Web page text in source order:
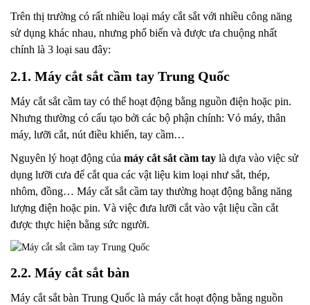
Trên thị trường có rất nhiều loại máy cắt sắt với nhiều công năng
sử dụng khác nhau, nhưng phổ biến và được ưa chuộng nhất
chính là 3 loại sau đây:
2.1. Máy cắt sắt cầm tay Trung Quốc
Máy cắt sắt cầm tay có thể hoạt động bằng nguồn điện hoặc pin.
Nhưng thường có cấu tạo bởi các bộ phận chính: Vỏ máy, thân
máy, lưỡi cắt, nút điều khiển, tay cầm…
Nguyên lý hoạt động của máy cắt sắt cầm tay là dựa vào việc sử
dụng lưỡi cưa để cắt qua các vật liệu kim loại như sắt, thép,
nhôm, đồng… Máy cắt sắt cầm tay thường hoạt động bằng năng
lượng điện hoặc pin. Và việc đưa lưỡi cắt vào vật liệu cần cắt
được thực hiện bằng sức người.
2.2. Máy cắt sắt bàn
Máy cắt sắt bàn Trung Quốc là máy cắt hoạt động bằng nguồn